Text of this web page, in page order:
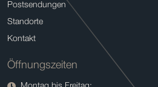
Postsendungen
Standorte
Kontakt
Öffnungszeiten